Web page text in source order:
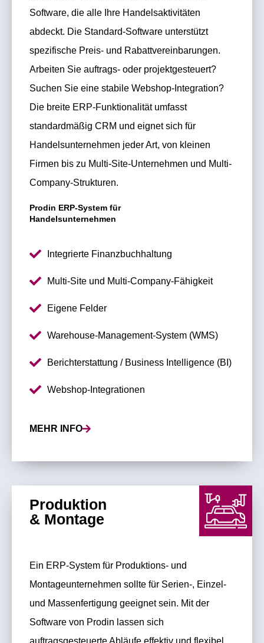
Software, die alle Ihre Handelsaktivitäten
abdeckt. Die Standard-Software unterstützt
spezifische Preis- und Rabattvereinbarungen.
Arbeiten Sie auftrags- oder projektgesteuert?
Suchen Sie eine stabile Webshop-Integration?
Die breite ERP-Funktionalität umfasst
standardmäßig CRM und eignet sich für
Handelsunternehmen jeder Art, von kleinen
Firmen bis zu Multi-Site-Unternehmen und Multi-
Company-Strukturen.
Prodin ERP-System für
Handelsunternehmen
Integrierte Finanzbuchhaltung
Multi-Site und Multi-Company-Fähigkeit
Eigene Felder
Warehouse-Management-System (WMS)
Berichterstattung / Business Intelligence (BI)
Webshop-Integrationen
MEHR INFO
Produktion
& Montage
Ein ERP-System für Produktions- und
Montageunternehmen sollte für Serien-, Einzel-
und Massenfertigung geeignet sein. Mit der
Software von Prodin lassen sich